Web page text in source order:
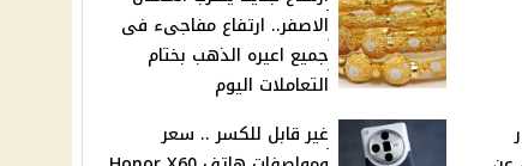
الاصفر.. ارتفاع مفاجىء فى
جميع اعيره الذهب بختام
التعاملات اليوم
غير قابل للكسر .. سعر